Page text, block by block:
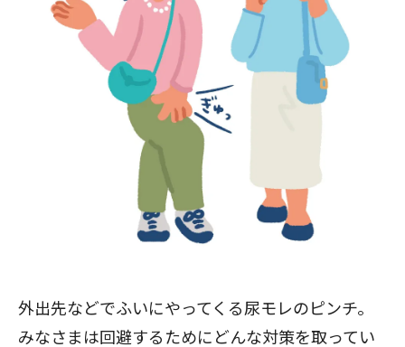
外出先などでふいにやってくる尿モレのピンチ。
みなさまは回避するためにどんな対策を取ってい